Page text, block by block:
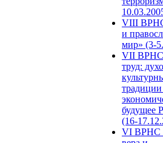
VIII
и
мир» (3-
VII ВРНС
труд:
будущее
(16-
VI ВРНС